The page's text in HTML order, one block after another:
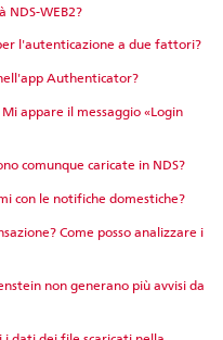
NDS-WEB2?
l'autenticazione a due fattori?
Authenticator?
appare il messaggio «Login
comunque caricate in NDS?
con le notifiche domestiche?
Come posso analizzare i
non generano più avvisi da